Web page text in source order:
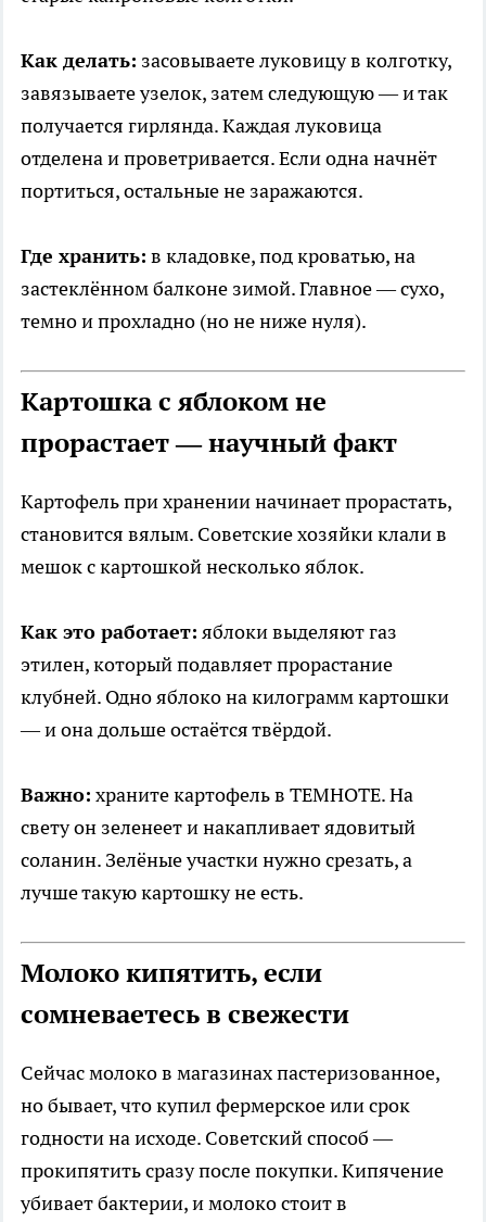
Как делать: засовываете луковицу в колготку,
завязываете узелок, затем следующую — и так
получается гирлянда. Каждая луковица
отделена и проветривается. Если одна начнёт
портиться, остальные не заражаются.
Где хранить: в кладовке, под кроватью, на
застеклённом балконе зимой. Главное — сухо,
темно и прохладно (но не ниже нуля).
Картошка с яблоком не
прорастает — научный факт
Картофель при хранении начинает прорастать,
становится вялым. Советские хозяйки клали в
мешок с картошкой несколько яблок.
Как это работает: яблоки выделяют газ
этилен, который подавляет прорастание
клубней. Одно яблоко на килограмм картошки
— и она дольше остаётся твёрдой.
Важно: храните картофель в ТЕМНОТЕ. На
свету он зеленеет и накапливает ядовитый
соланин. Зелёные участки нужно срезать, а
лучше такую картошку не есть.
Молоко кипятить, если
сомневаетесь в свежести
Сейчас молоко в магазинах пастеризованное,
но бывает, что купил фермерское или срок
годности на исходе. Советский способ —
прокипятить сразу после покупки. Кипячение
убивает бактерии, и молоко стоит в